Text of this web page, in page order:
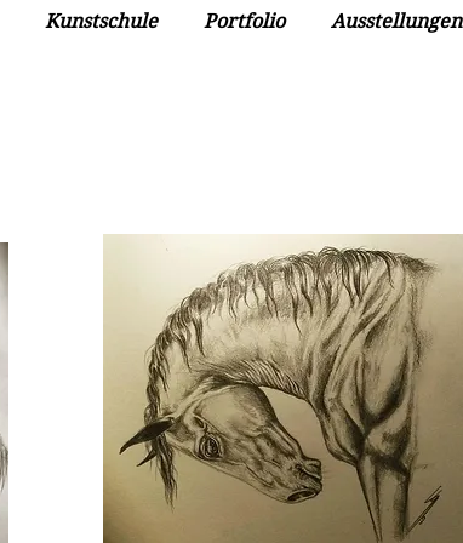
Kunstschule Portfolio Ausstellungen